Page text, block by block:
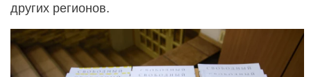
других регионов.